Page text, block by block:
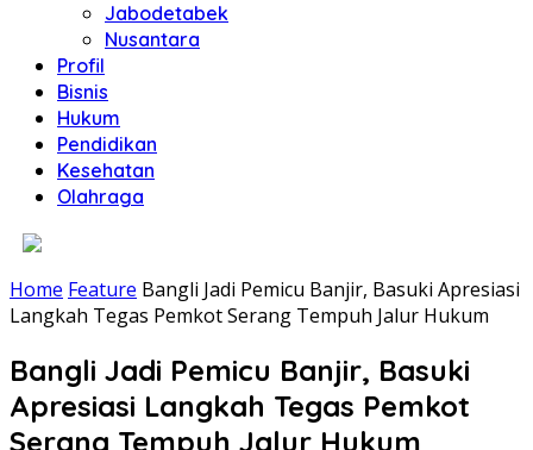
Jabodetabek
Nusantara
Profil
Bisnis
Hukum
Pendidikan
Kesehatan
Olahraga
Home Feature Bangli Jadi Pemicu Banjir, Basuki Apresiasi
Langkah Tegas Pemkot Serang Tempuh Jalur Hukum
Bangli Jadi Pemicu Banjir, Basuki
Apresiasi Langkah Tegas Pemkot
Serang Tempuh Jalur Hukum